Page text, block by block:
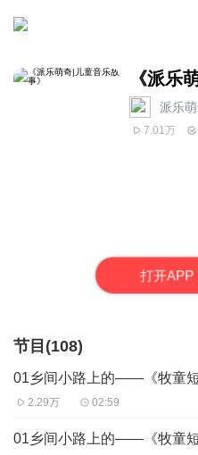
《派乐
派乐
7.01万
打开APP
节目(108)
01乡间小路上的——《牧童短
2.29万 02:59
01乡间小路上的——《牧童短